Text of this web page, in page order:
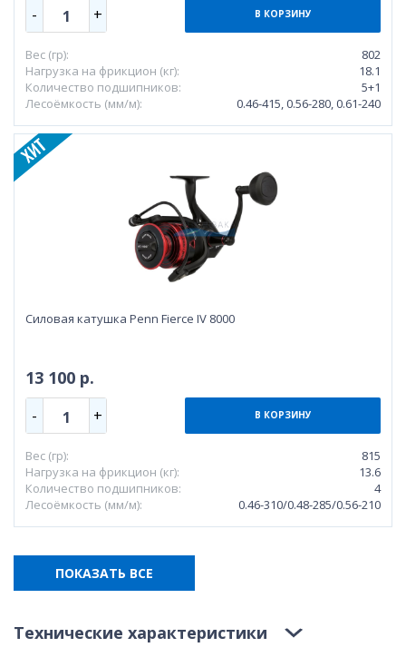
- 1 + В КОРЗИНУ
Вес (гр):
802
Нагрузка на фрикцион (кг):
18.1
Количество подшипников:
5+1
Лесоёмкость (мм/м):
0.46-415, 0.56-280, 0.61-240
Силовая катушка Penn Fierce IV 8000
13 100 р.
- 1 + В КОРЗИНУ
Вес (гр):
815
Нагрузка на фрикцион (кг):
13.6
Количество подшипников:
4
Лесоёмкость (мм/м):
0.46-310/0.48-285/0.56-210
ПОКАЗАТЬ ВСЕ
Технические характеристики